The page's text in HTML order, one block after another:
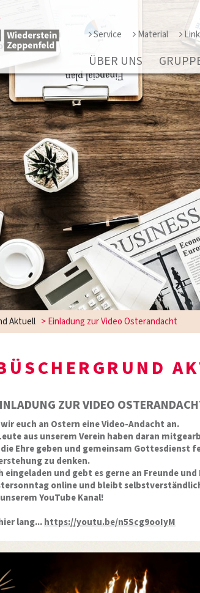
Service Material
ÜBER UNS
Aktuell >Einladung zur Video Osterandacht
ZUR VIDEO
euch an Ostern eine Video-Andacht an.
aus unserem Verein haben daran
Ehre geben und gemeinsam Gottesdienst
zu denken.
eingeladen und gebt es gerne an Freunde
online und bleibt
YouTube Kanal!
lang...https://youtu.be/n5Scg9ooIyM